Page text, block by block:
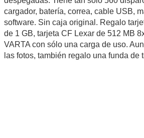
cargador, batería, correa, cable USB,
software. Sin caja original. Regalo
de 1 GB, tarjeta CF Lexar de 512 MB
VARTA con sólo una carga de uso.
las fotos, también regalo una funda de